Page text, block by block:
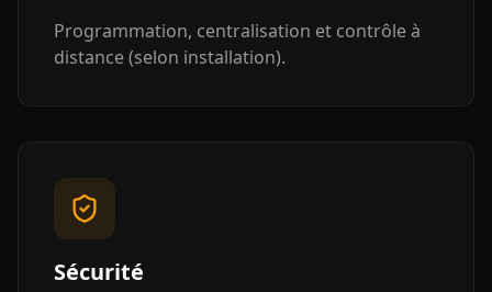
Programmation, centralisation et contrôle à
distance (selon installation).
Sécurité